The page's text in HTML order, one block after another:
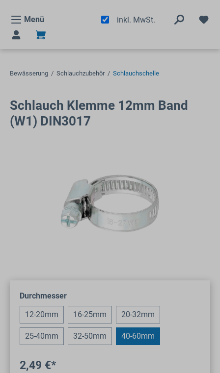
Menü
inkl. MwSt.
Bewässerung / Schlauchzubehör / Schlauchschelle
Schlauch Klemme 12mm Band
(W1) DIN3017
Durchmesserauswählen
12-20mm 16-25mm 20-32mm
25-40mm 32-50mm 40-60mm
2,49 €*